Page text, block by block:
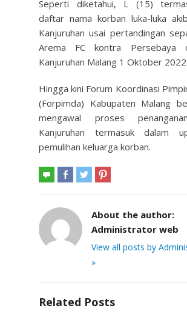
Seperti diketahui, L (15)
daftar nama korban luka-luka
Kanjuruhan usai pertandingan
Arema FC kontra Persebaya
Kanjuruhan Malang 1 Oktober 2022.
Hingga kini Forum Koordinasi
(Forpimda) Kabupaten Malang
mengawal proses
Kanjuruhan termasuk dalam
pemulihan keluarga korban.
About the author:
Administrator web
View all posts by
»
Related Posts